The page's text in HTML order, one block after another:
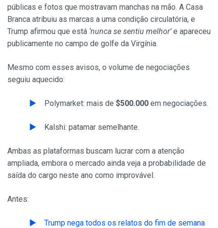
públicas e fotos que mostravam manchas na mão. A Casa
Branca atribuiu as marcas a uma condição circulatória, e
Trump afirmou que está ‘nunca se sentiu melhor’e apareceu
publicamente no campo de golfe da Virgínia.
Mesmo com esses avisos, o volume de negociações
seguiu aquecido:
Polymarket: mais de $500.000 em negociações.
Kalshi: patamar semelhante.
Ambas as plataformas buscam lucrar com a atenção
ampliada, embora o mercado ainda veja a probabilidade de
saída do cargo neste ano como improvável.
Antes:
Trump nega todos os relatos do fim de semana